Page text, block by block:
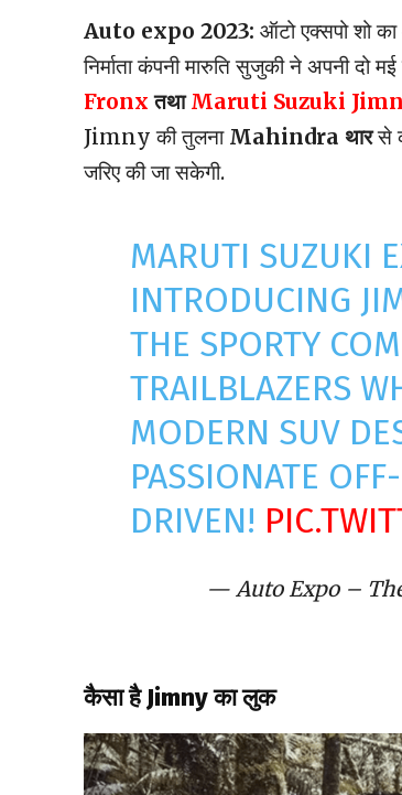
Auto expo 2023: ऑटो एक्सपो शो
निर्माता कंपनी मारुति सुजुकी ने अपनी दो
FronxतथाMaruti Suzuki
Jimny की तुलना Mahindra थारसे
जरिए की जा सकेगी.
MARUTI SUZUKI
INTRODUCING
THE SPORTY
TRAILBLAZERS
MODERN SUV
PASSIONATE
DRIVEN!
— Auto Expo –
कैसा है Jimny का लुक